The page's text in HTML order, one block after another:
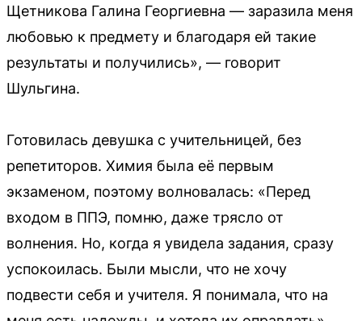
Щетникова Галина Георгиевна — заразила меня
любовью к предмету и благодаря ей такие
результаты и получились», — говорит
Шульгина.
Готовилась девушка с учительницей, без
репетиторов. Химия была её первым
экзаменом, поэтому волновалась: «Перед
входом в ППЭ, помню, даже трясло от
волнения. Но, когда я увидела задания, сразу
успокоилась. Были мысли, что не хочу
подвести себя и учителя. Я понимала, что на